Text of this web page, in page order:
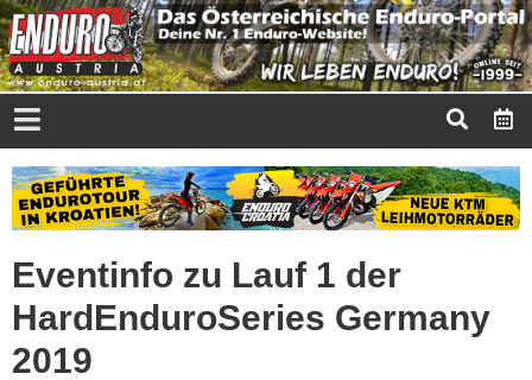
Eventinfo zu Lauf 1 der
HardEnduroSeries Germany
2019